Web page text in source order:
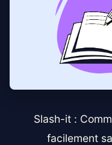
Slash-it :
facilement